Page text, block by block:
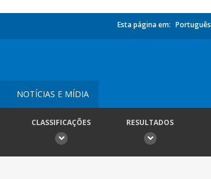
Esta página em: Português
NOTÍCIAS E MÍDIA
CLASSIFICAÇÕES RESULTADOS